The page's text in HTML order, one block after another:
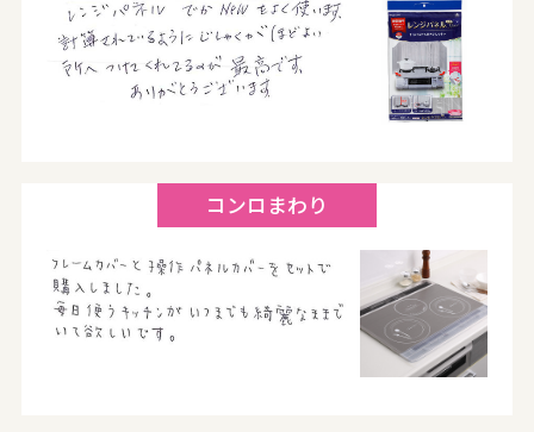
コンロまわり